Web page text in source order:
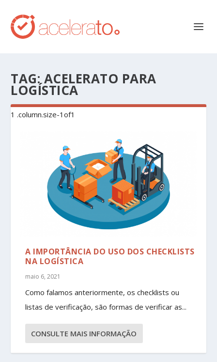
TAG:ACELERATO PARA
LOGÍSTICA
A IMPORTÂNCIA DO USO DOS CHECKLISTS
NA LOGÍSTICA
maio 6, 2021
Como falamos anteriormente, os checklists ou
listas de verificação, são formas de verificar as...
CONSULTE MAIS INFORMAÇÃO